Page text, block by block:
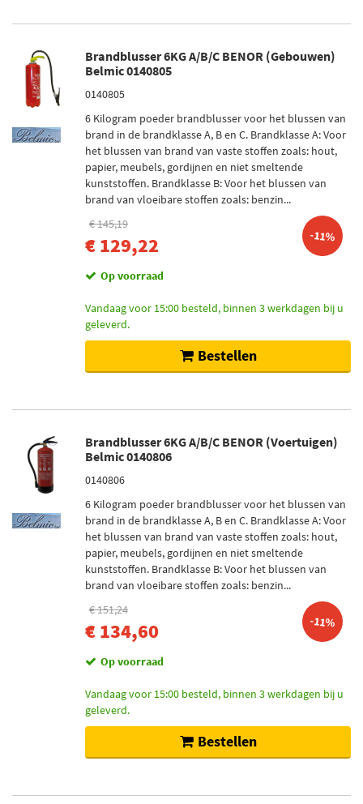
Brandblusser 6KG A/B/C BENOR (Gebouwen)
Belmic 0140805
0140805
6 Kilogram poeder brandblusser voor het blussen van
brand in de brandklasse A, B en C. Brandklasse A: Voor
het blussen van brand van vaste stoffen zoals: hout,
papier, meubels, gordijnen en niet smeltende
kunststoffen. Brandklasse B: Voor het blussen van
brand van vloeibare stoffen zoals: benzin...
€ 145,19
€ 129,22 -11%
Op voorraad
Vandaag voor 15:00 besteld, binnen 3 werkdagen bij u
geleverd.
Bestellen
Brandblusser 6KG A/B/C BENOR (Voertuigen)
Belmic 0140806
0140806
6 Kilogram poeder brandblusser voor het blussen van
brand in de brandklasse A, B en C. Brandklasse A: Voor
het blussen van brand van vaste stoffen zoals: hout,
papier, meubels, gordijnen en niet smeltende
kunststoffen. Brandklasse B: Voor het blussen van
brand van vloeibare stoffen zoals: benzin...
€ 151,24
€ 134,60 -11%
Op voorraad
Vandaag voor 15:00 besteld, binnen 3 werkdagen bij u
geleverd.
Bestellen